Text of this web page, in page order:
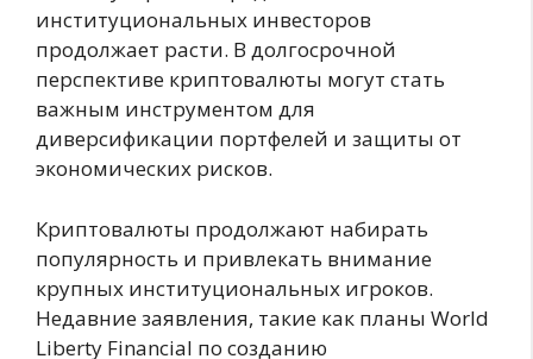
институциональных инвесторов
продолжает расти. В долгосрочной
перспективе криптовалюты могут стать
важным инструментом для
диверсификации портфелей и защиты от
экономических рисков.
Криптовалюты продолжают набирать
популярность и привлекать внимание
крупных институциональных игроков.
Недавние заявления, такие как планы World
Liberty Financial по созданию